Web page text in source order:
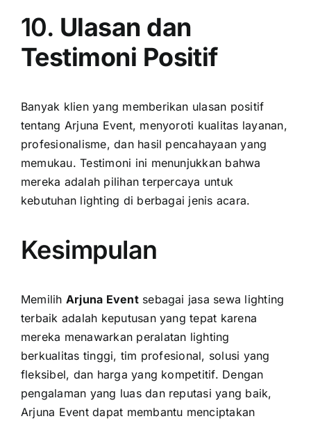
10. Ulasan dan
Testimoni Positif
Banyak klien yang memberikan ulasan positif
tentang Arjuna Event, menyoroti kualitas layanan,
profesionalisme, dan hasil pencahayaan yang
memukau. Testimoni ini menunjukkan bahwa
mereka adalah pilihan terpercaya untuk
kebutuhan lighting di berbagai jenis acara.
Kesimpulan
Memilih Arjuna Eventsebagai jasa sewa lighting
terbaik adalah keputusan yang tepat karena
mereka menawarkan peralatan lighting
berkualitas tinggi, tim profesional, solusi yang
fleksibel, dan harga yang kompetitif. Dengan
pengalaman yang luas dan reputasi yang baik,
Arjuna Event dapat membantu menciptakan